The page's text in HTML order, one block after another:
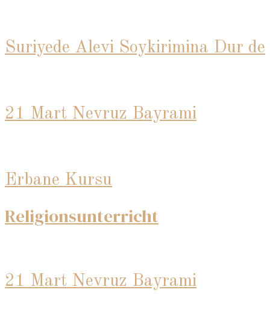
Suriyede Alevi Soykirimina Dur de
21 Mart Nevruz Bayrami
Erbane Kursu
Religionsunterricht
21 Mart Nevruz Bayrami